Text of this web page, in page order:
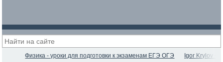
Физика - уроки для подготовки к экзаменам ЕГЭ ОГЭ Igor Krylov -